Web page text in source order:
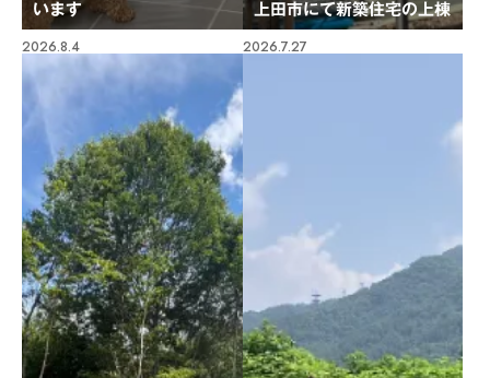
います 上田市にて新築住宅の上棟
2026.8.4 2026.7.27